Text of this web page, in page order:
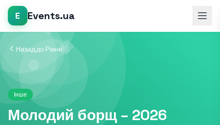
E Events.ua
Назад до Рівне
Інше
Молодий борщ – 2026